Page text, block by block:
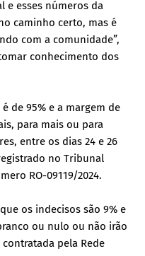
e esses números da
caminho certo, mas é
com a comunidade”,
conhecimento dos
de 95% e a margem de
para mais ou para
entre os dias 24 e 26
no Tribunal
RO-09119/2024.
os indecisos são 9% e
ou nulo ou não irão
pela Rede